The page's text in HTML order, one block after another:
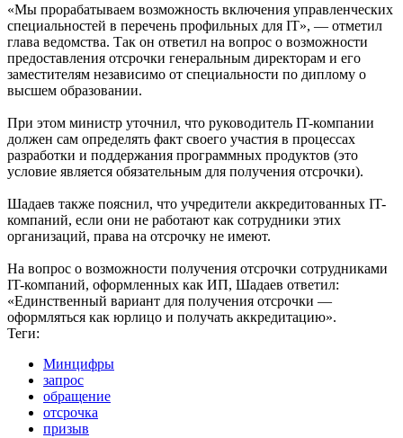
«Мы прорабатываем возможность включения управленческих
специальностей в перечень профильных для IT», — отметил
глава ведомства. Так он ответил на вопрос о возможности
предоставления отсрочки генеральным директорам и его
заместителям независимо от специальности по диплому о
высшем образовании.
При этом министр уточнил, что руководитель IT-компании
должен сам определять факт своего участия в процессах
разработки и поддержания программных продуктов (это
условие является обязательным для получения отсрочки).
Шадаев также пояснил, что учредители аккредитованных IT-
компаний, если они не работают как сотрудники этих
организаций, права на отсрочку не имеют.
На вопрос о возможности получения отсрочки сотрудниками
IT-компаний, оформленных как ИП, Шадаев ответил:
«Единственный вариант для получения отсрочки —
оформляться как юрлицо и получать аккредитацию».
Теги:
Минцифры
запрос
обращение
отсрочка
призыв